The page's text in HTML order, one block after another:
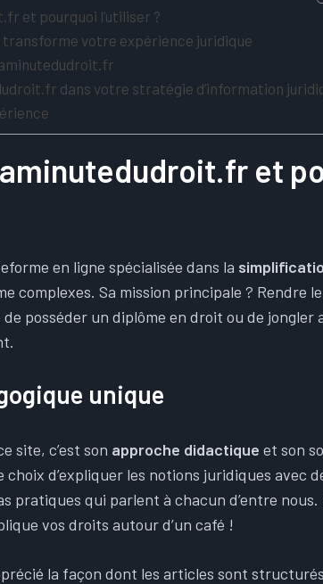
et pourquoi l’utiliser ?
votre expérience juridique
dans votre stratégie d’information
et
en ligne spécialisée dans la
complexes. Sa mission principale ? Rendre
posséder un diplôme en droit ou de jongler
unique
site, c’est son approche didactique et son
d’expliquer les notions juridiques avec
pratiques qui parlent à chacun d’entre nous.
vos droits autour d’un café !
la façon dont les articles sont